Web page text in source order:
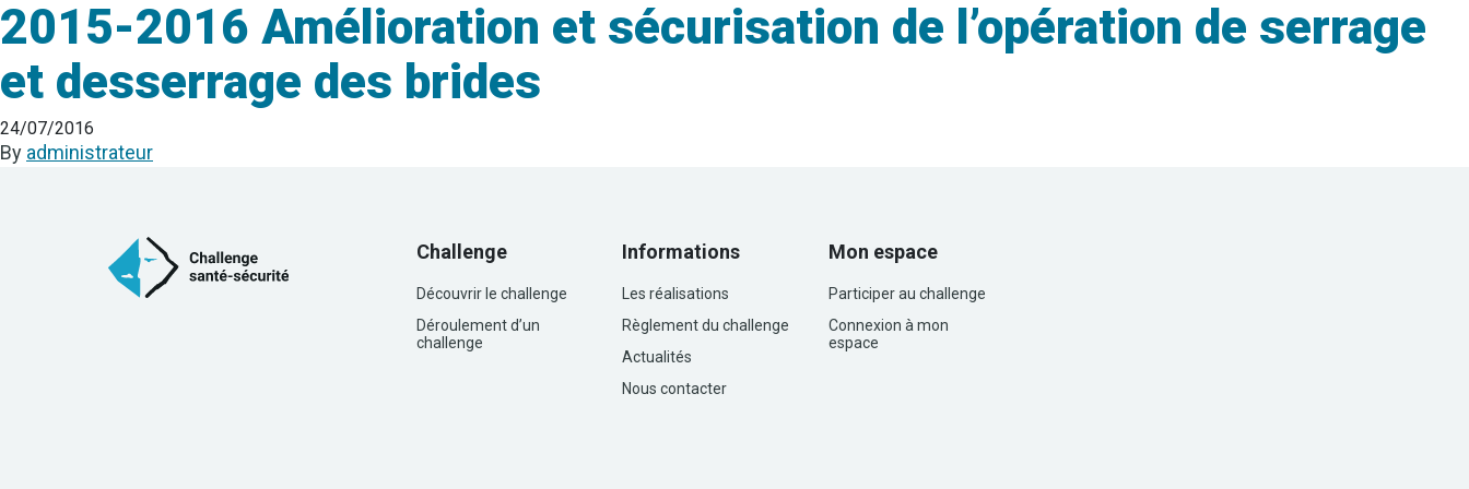
2015-2016 Amélioration et sécurisation de l’opération de serrage
et desserrage des brides
24/07/2016
By administrateur
Challenge
Découvrir le challenge
Déroulement d’un
challenge
Informations
Les réalisations
Règlement du challenge
Actualités
Nous contacter
Mon espace
Participer au challenge
Connexion à mon
espace